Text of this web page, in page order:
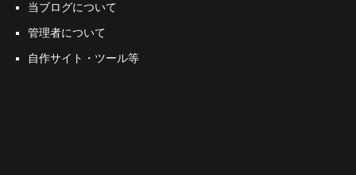
当ブログについて
管理者について
自作サイト・ツール等